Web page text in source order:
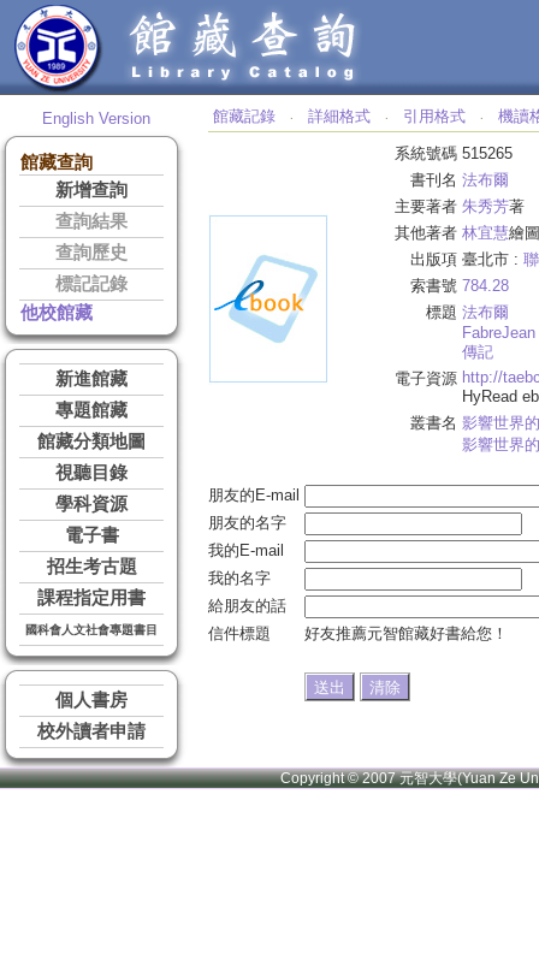
English Version
館藏查詢
新增查詢
查詢結果
查詢歷史
標記記錄
他校館藏
新進館藏
專題館藏
館藏分類地圖
視聽目錄
學科資源
電子書
招生考古題
課程指定用書
國科會人文社會專題書目
個人書房
校外讀者申請
館藏記錄 ‧ 詳細格式 ‧ 引用格式 ‧ 機讀
系統號碼 515265
書刊名 法布爾
主要著者 朱秀芳著
其他著者 林宜慧繪圖
出版項 臺北市 :
索書號 784.28
標題 法布爾
FabreJean
傳記
電子資源 http://
HyRead
叢書名 影響世界
影響世界
朋友的E-mail
朋友的名字
我的E-mail
我的名字
給朋友的話
信件標題
好友推薦元智館藏好書給您！
Copyright © 2007 元智大學(Yuan Ze